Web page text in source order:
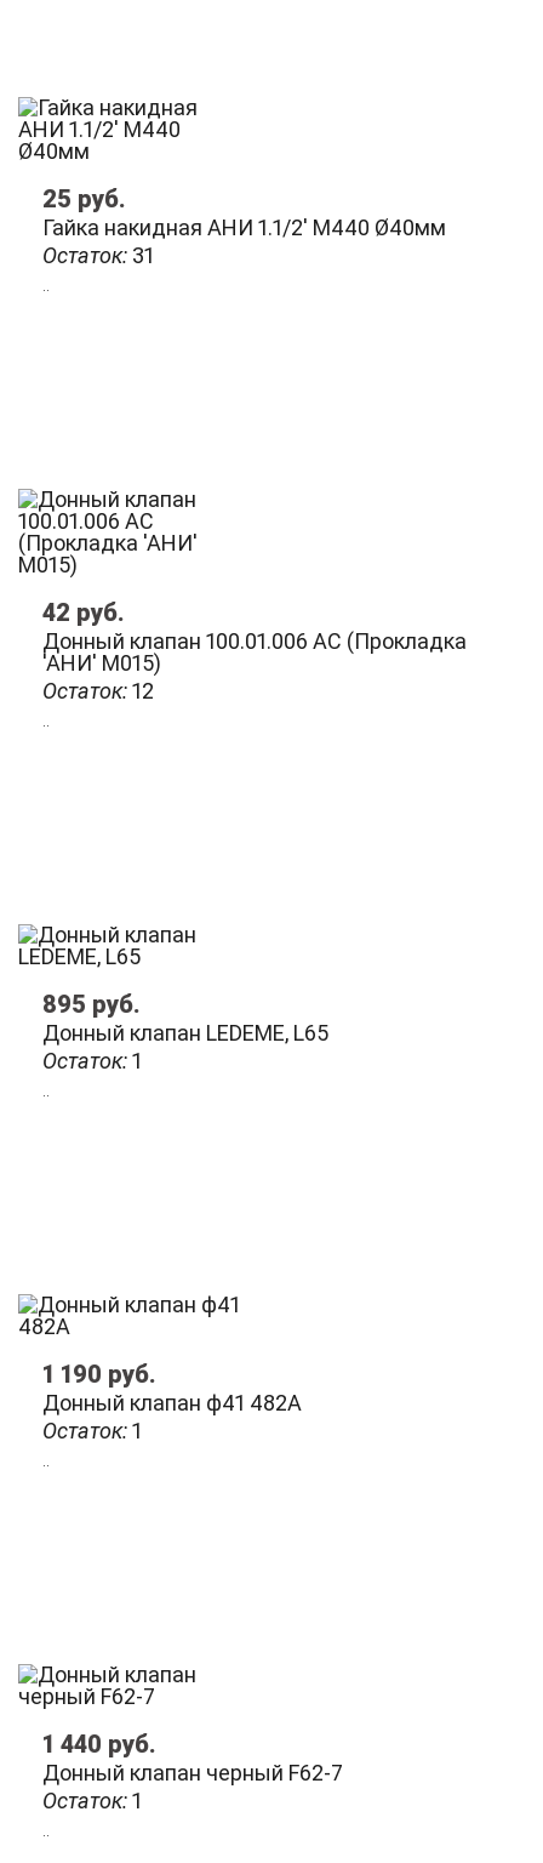
Остаток: 31
Гайка накидная АНИ 1.1/2' М440 Ø40мм
25 руб.
Остаток:12
Донный клапан 100.01.006 АС (Прокладка
'АНИ' M015)
42 руб.
Остаток:1
Донный клапан LEDEME, L65
895 руб.
Остаток:1
Донный клапан ф41 482A
1 190 руб.
Остаток:1
Донный клапан черный F62-7
1 440 руб.